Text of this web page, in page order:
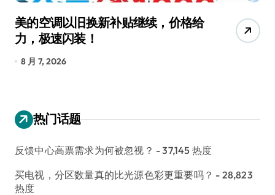
美的空调以旧换新补贴继续，价格给
力，极速闪装！
8 月 7, 2026
热门话题
反馈中心高票需求为何被忽视？ - 37,145 热度
买电视，分区数量真的比光源色彩更重要吗？ - 28,823
热度